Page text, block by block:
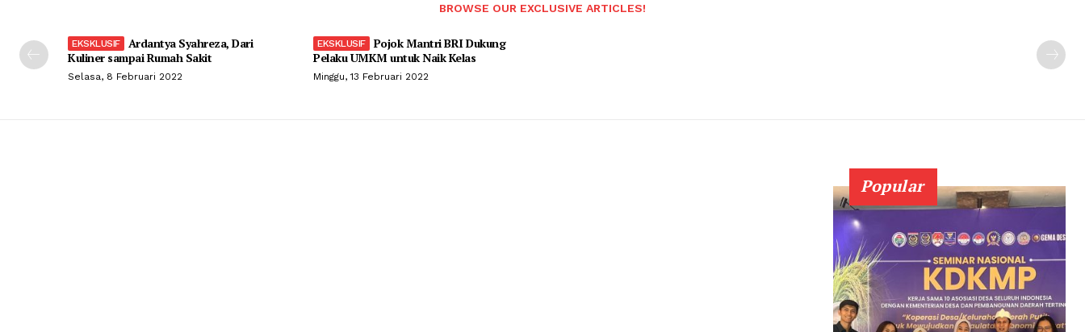
BROWSE OUR EXCLUSIVE ARTICLES!
Ardantya Syahreza, Dari
Kuliner sampai Rumah Sakit
Selasa, 8 Februari 2022
Pojok Mantri BRI Dukung
Pelaku UMKM untuk Naik Kelas
Minggu, 13 Februari 2022
Popular